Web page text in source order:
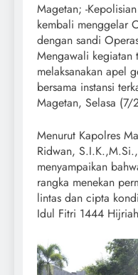
Magetan; -
kembali menggelar
dengan sandi
Mengawali kegiatan
melaksanakan apel
bersama instansi
Magetan, Selasa
Menurut Kapolres
Ridwan,
menyampaikan
rangka menekan
lintas dan cipta
Idul Fitri 1444